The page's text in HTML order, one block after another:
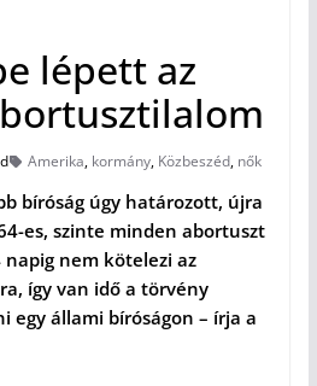
lépett az
Amerika, kormány, Közbeszéd, nők
bíróság úgy határozott, újra
es, szinte minden abortuszt
nem kötelezi az
így van idő a törvény
egy állami bíróságon – írja a